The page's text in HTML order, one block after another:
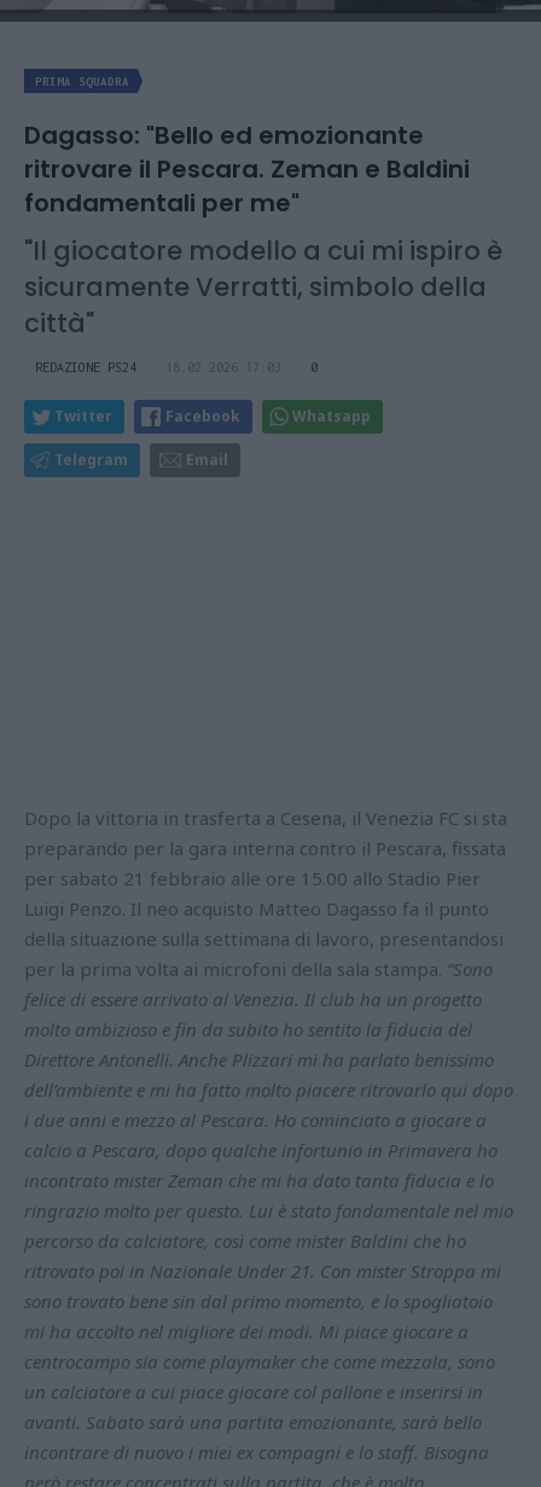
PRIMA SQUADRA
Dagasso: "Bello ed emozionante
ritrovare il Pescara. Zeman e Baldini
fondamentali per me"
"Il giocatore modello a cui mi ispiro è
sicuramente Verratti, simbolo della
città"
REDAZIONE PS24 18.02.2026 17:03 0
Twitter Facebook Whatsapp
Telegram Email
Dopo la vittoria in trasferta a Cesena, il Venezia FC si sta
preparando per la gara interna contro il Pescara, fissata
per sabato 21 febbraio alle ore 15.00 allo Stadio Pier
Luigi Penzo. Il neo acquisto Matteo Dagasso fa il punto
della situazione sulla settimana di lavoro, presentandosi
per la prima volta ai microfoni della sala stampa. “Sono
felice di essere arrivato al Venezia. Il club ha un progetto
molto ambizioso e fin da subito ho sentito la fiducia del
Direttore Antonelli. Anche Plizzari mi ha parlato benissimo
dell’ambiente e mi ha fatto molto piacere ritrovarlo qui dopo
i due anni e mezzo al Pescara. Ho cominciato a giocare a
calcio a Pescara, dopo qualche infortunio in Primavera ho
incontrato mister Zeman che mi ha dato tanta fiducia e lo
ringrazio molto per questo. Lui è stato fondamentale nel mio
percorso da calciatore, così come mister Baldini che ho
ritrovato poi in Nazionale Under 21. Con mister Stroppa mi
sono trovato bene sin dal primo momento, e lo spogliatoio
mi ha accolto nel migliore dei modi. Mi piace giocare a
centrocampo sia come playmaker che come mezzala, sono
un calciatore a cui piace giocare col pallone e inserirsi in
avanti. Sabato sarà una partita emozionante, sarà bello
incontrare di nuovo i miei ex compagni e lo staff. Bisogna
però restare concentrati sulla partita, che è molto